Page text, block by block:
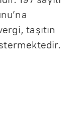
taşıtın